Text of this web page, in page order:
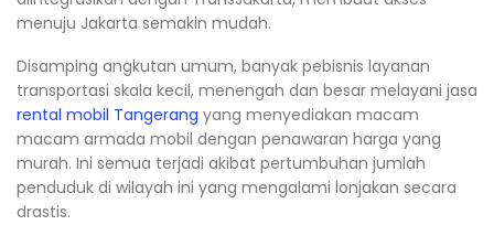
menuju Jakarta semakin mudah.
Disamping angkutan umum, banyak pebisnis layanan
transportasi skala kecil, menengah dan besar melayani jasa
rental mobil Tangerang yang menyediakan macam
macam armada mobil dengan penawaran harga yang
murah. Ini semua terjadi akibat pertumbuhan jumlah
penduduk di wilayah ini yang mengalami lonjakan secara
drastis.